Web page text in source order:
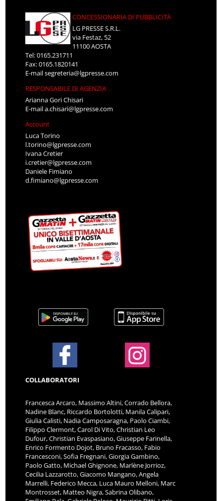
CONCESSIONARIA DI PUBBLICITÀ
LG PRESSE S.R.L.
via Festaz, 52
11100 AOSTA
Tel: 0165.231711
Fax: 0165.1820141
E-mailsegreteria@lgpresse.com
RESPONSABILE DI AGENZIA
Arianna Gori Chisari
E-maila.chisari@lgpresse.com
Account
Luca Torino
l.torino@lgpresse.com
Ivana Cretier
i.cretier@lgpresse.com
Daniele Fimiano
d.fimiano@lgpresse.com
COLLABORATORI
Francesca Arcaro, Massimo Altini, Corrado Bellora,
Nadine Blanc, Riccardo Bortolotti, Manila Calipari,
Giulia Calisti, Nadia Camposaragna, Paolo Ciambi,
Filippo Clermont, Carol Di Vito, Christian Leo
Dufour, Christian Evaspasiano, Giuseppe Farinella,
Enrico Formento Dojot, Bruno Fracasso, Fabio
Francesconi, Sofia Fregnani, Giorgia Gambino,
Paolo Gatto, Michael Ghignone, Marlène Jorrioz,
Cecilia Lazzarotto, Giacomo Mangano, Angela
Marrelli, Federico Mecca, Luca Mauro Melloni, Marc
Montrosset, Matteo Nigra, Sabrina Olibano,